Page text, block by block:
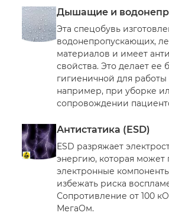
Дышащие и
Эта спецобувь
водонепропускающих,
материалов и имеет
свойства. Это делает ее
гигиеничной для
например, при уборке
сопровождении
Антистатика (ESD)
ESD разряжает
энергию, которая может
электронные
избежать риска
Сопротивление от 100
МегаОм.